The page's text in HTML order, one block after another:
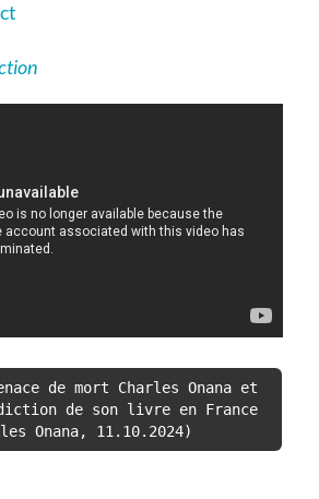
de mort Charles Onana et
de son livre en France
Onana, 11.10.2024)